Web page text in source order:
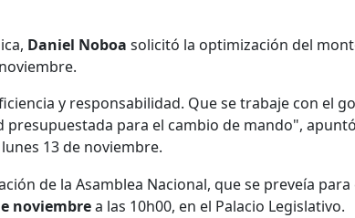
Daniel Noboa solicitó la optimización del
y responsabilidad. Que se trabaje con el
presupuestada para el cambio de mando",
13 de noviembre.
de la Asamblea Nacional, que se preveía para
noviembrea las 10h00, en el Palacio Legislativo.